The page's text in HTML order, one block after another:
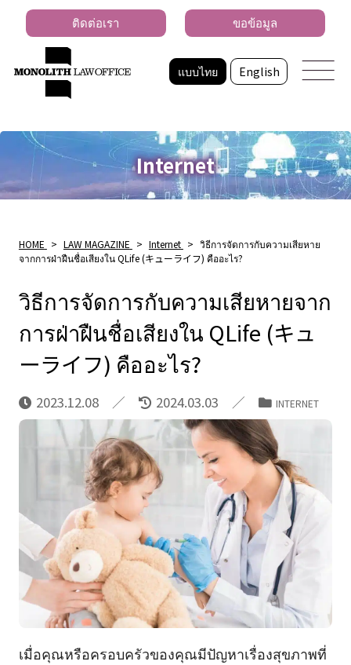
แบบไทย English
ติดต่อเรา ขอข้อมูล
Internet
HOME > LAW MAGAZINE > Internet > วิธีการจัดการกับความเสียหาย
จากการฝ่าฝืนชื่อเสียงใน QLife (キューライフ) คืออะไร?
วิธีการจัดการกับความเสียหายจาก
การฝ่าฝืนชื่อเสียงใน QLife (キュ
ーライフ) คืออะไร?
2023.12.08 2024.03.03 INTERNET
เมื่อคุณหรือครอบครัวของคุณมีปัญหาเรื่องสุขภาพที่